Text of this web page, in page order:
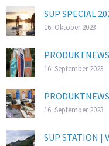
SUP SPECIAL
16. Oktober 2023
16. September 2023
16. September 2023
SUP STATION |